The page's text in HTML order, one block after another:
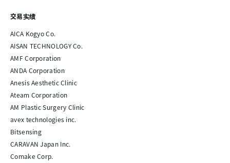
交易实绩
AICA Kogyo Co.
AISAN TECHNOLOGY Co.
AMF Corporation
ANDA Corporation
Anesis Aesthetic Clinic
Ateam Corporation
AM Plastic Surgery Clinic
avex technologies inc.
Bitsensing
CARAVAN Japan Inc.
Comake Corp.